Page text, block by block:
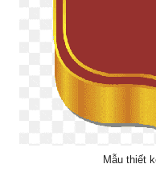
Mẫu thiết